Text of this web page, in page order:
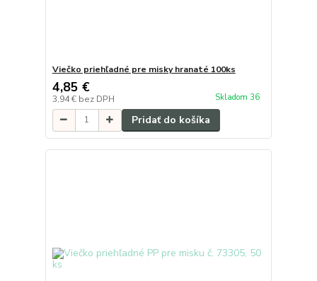
Viečko priehľadné pre misky hranaté 100ks
4,85 €
3,94 € bez DPH Skladom 36
Pridať do košíka